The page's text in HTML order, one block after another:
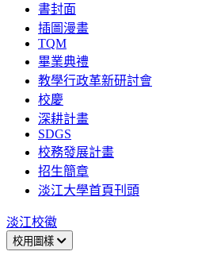
書封面
插圖漫畫
TQM
畢業典禮
教學行政革新研討會
校慶
深耕計畫
SDGS
校務發展計畫
招生簡章
淡江大學首頁刊頭
淡江校徽
校用圖樣